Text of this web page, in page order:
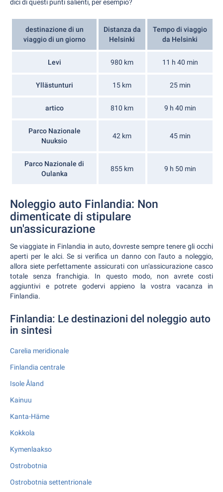
dici di questi punti salienti, per esempio?
destinazione di un
viaggio di un giorno
Distanza da
Helsinki
Tempo di viaggio
da Helsinki
Levi 980 km 11 h 40 min
Yllästunturi 15 km 25 min
artico 810 km 9 h 40 min
Parco Nazionale
Nuuksio
42 km 45 min
Parco Nazionale di
Oulanka
855 km 9 h 50 min
Noleggio auto Finlandia: Non
dimenticate di stipulare
un'assicurazione
Se viaggiate in Finlandia in auto, dovreste sempre tenere gli occhi
aperti per le alci. Se si verifica un danno con l'auto a noleggio,
allora siete perfettamente assicurati con un'assicurazione casco
totale senza franchigia. In questo modo, non avrete costi
aggiuntivi e potrete godervi appieno la vostra vacanza in
Finlandia.
Finlandia: Le destinazioni del noleggio auto
in sintesi
Carelia meridionale
Finlandia centrale
Isole Åland
Kainuu
Kanta-Häme
Kokkola
Kymenlaakso
Ostrobotnia
Ostrobotnia settentrionale